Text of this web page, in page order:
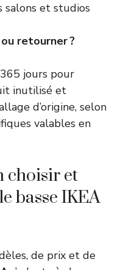
et studios
retourner ?
jours pour
inutilisé et
d’origine, selon
valables en
choisir et
basse IKEA
de prix et de